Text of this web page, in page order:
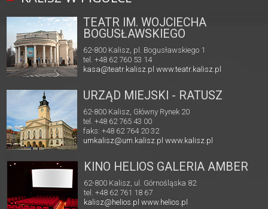
TEATR IM. WOJCIECHA
BOGUSŁAWSKIEGO
62-800 Kalisz, pl. Bogusławskiego 1
tel. +48 62 760 53 14
kasa@teatr.kalisz.pl www.teatr.kalisz.pl
URZĄD MIEJSKI - RATUSZ
62-800 Kalisz, Główny Rynek 20
tel. +48 62 765 43 00
faks: +48 62 764 20 32
umkalisz@um.kalisz.plwww.kalisz.pl
KINO HELIOS GALERIA AMBER
62-800 Kalisz, ul. Górnośląska 82
tel. +48 62 761 18 67
kalisz@helios.pl www.helios.pl